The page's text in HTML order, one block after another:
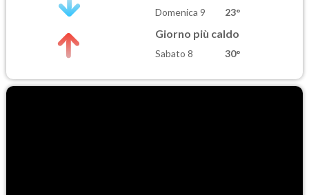
Domenica 9 23°
Giorno più caldo
Sabato 8 30°